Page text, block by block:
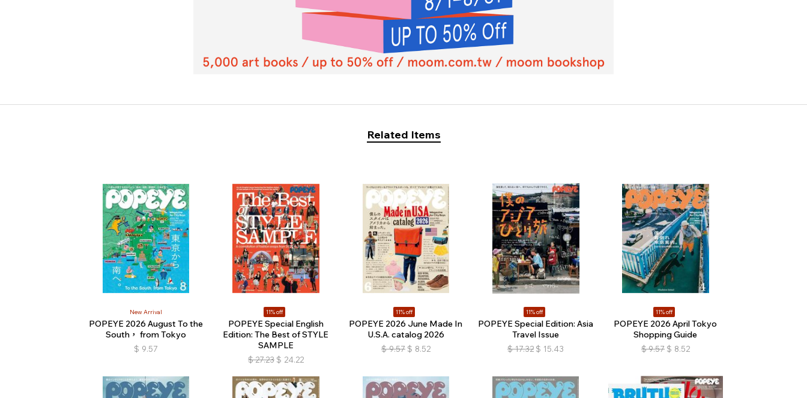
Related Items
New Arrival
POPEYE 2026 August To the
South， from Tokyo
$ 9.57
11% off
POPEYE Special English
Edition: The Best of STYLE
SAMPLE
$ 27.23 $ 24.22
11% off
POPEYE 2026 June Made In
U.S.A. catalog 2026
$ 9.57 $ 8.52
11% off
POPEYE Special Edition: Asia
Travel Issue
$ 17.32 $ 15.43
11% off
POPEYE 2026 April Tokyo
Shopping Guide
$ 9.57 $ 8.52